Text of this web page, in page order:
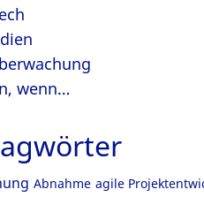
wenn…
Abnahme agile